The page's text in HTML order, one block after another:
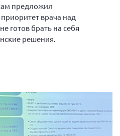
2022
2021
предложил
врача над
готов брать на себя
решения.